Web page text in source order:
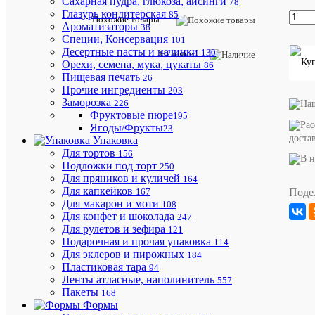
Глазурь кондитерская 85
Ароматизаторы 38
Специи, Консервация 101
Десертные пасты и начинки 130
Орехи, семена, мука, цукаты 86
Пищевая печать 26
Прочие ингредиенты 203
Заморозка 226
Фруктовые пюре195
Ягоды/Фрукты23
Упаковка
Для тортов 156
Подложки под торт 250
Для пряников и куличей 164
Для капкейков 167
Для макарон и моти 108
Для конфет и шоколада 247
Для рулетов и зефира 121
Подарочная и прочая упаковка 114
Для эклеров и пирожных 184
Пластиковая тара 94
Ленты атласные, наполинитель 557
Пакеты 168
Формы
Похожие товары
Наличие
Шляпная